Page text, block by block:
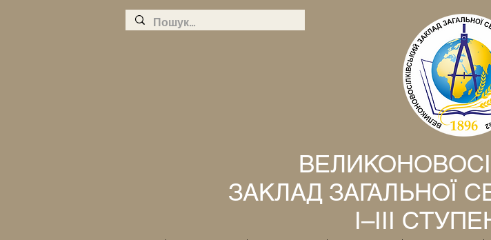
ЗАКЛАД ЗАГАЛЬНОЇ
І–ІІІ